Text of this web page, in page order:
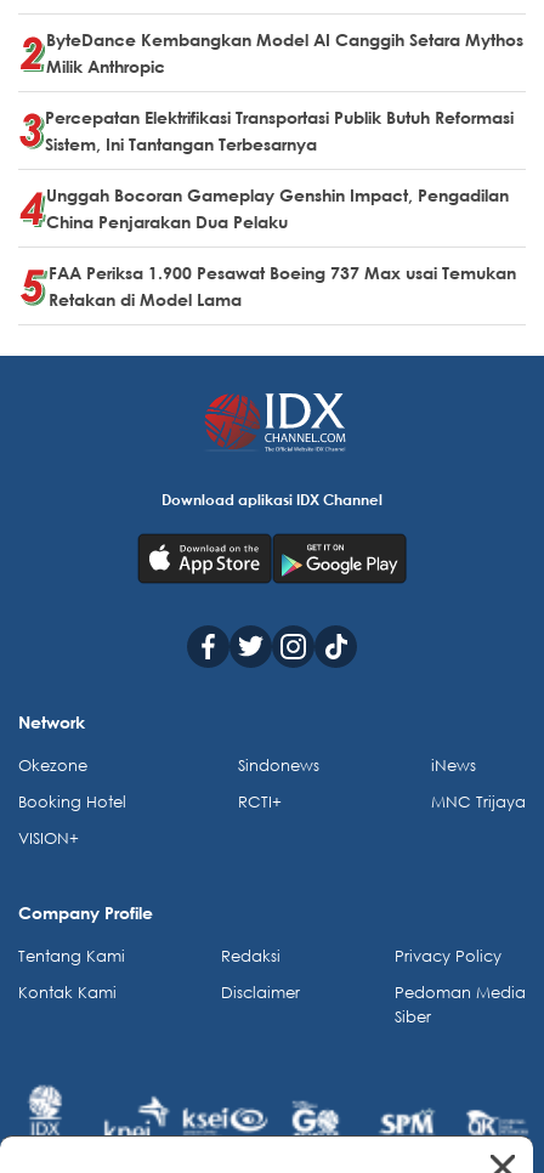
ByteDance Kembangkan Model AI Canggih Setara Mythos
Milik Anthropic
Percepatan Elektrifikasi Transportasi Publik Butuh Reformasi
Sistem, Ini Tantangan Terbesarnya
Unggah Bocoran Gameplay Genshin Impact, Pengadilan
China Penjarakan Dua Pelaku
FAA Periksa 1.900 Pesawat Boeing 737 Max usai Temukan
Retakan di Model Lama
Download aplikasi IDX Channel
Network
Okezone
Booking Hotel
VISION+
Sindonews
RCTI+
iNews
MNC Trijaya
Company Profile
Tentang Kami
Kontak Kami
Redaksi
Disclaimer
Privacy Policy
Pedoman Media
Siber